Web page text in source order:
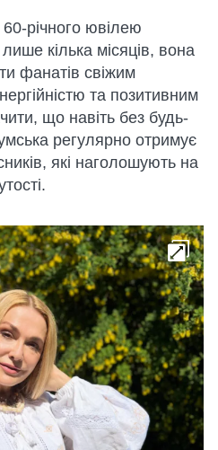
річного ювілею
кілька місяців, вона
фанатів свіжим
та позитивним
що навіть без будь-
регулярно отримує
які наголошують на